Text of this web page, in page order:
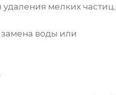
мелких частиц.
замена воды или